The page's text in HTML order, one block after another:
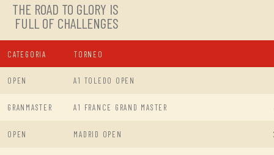
THE ROAD TO GLORY IS
FULL OF CHALLENGES
CATEGORIA TORNEO
OPEN A1 TOLEDO OPEN
GRANMASTER A1 FRANCE GRAND MASTER
OPEN MADRID OPEN